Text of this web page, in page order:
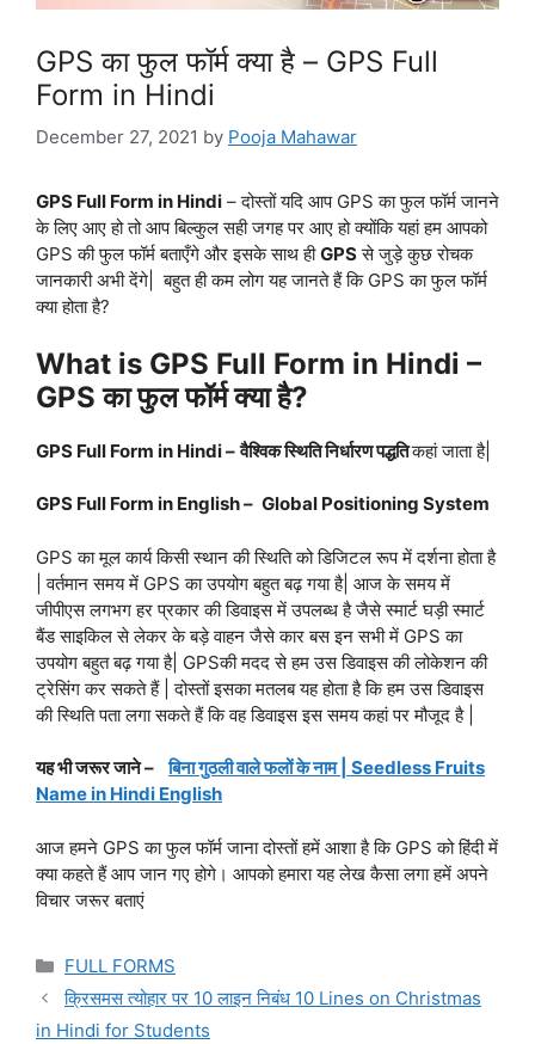
GPS का फुल फॉर्म क्या है – GPS Full
Form in Hindi
December 27, 2021 by Pooja Mahawar
GPS Full Form in Hindi – दोस्तों यदि आप GPS का फुल फॉर्म जानने
के लिए आए हो तो आप बिल्कुल सही जगह पर आए हो क्योंकि यहां हम आपको
GPS की फुल फॉर्म बताएँगे और इसके साथ हीGPSसे जुड़े कुछ रोचक
जानकारी अभी देंगे| बहुत ही कम लोग यह जानते हैं कि GPS का फुल फॉर्म
क्या होता है?
What is GPS Full Form in Hindi –
GPS का फुल फॉर्म क्या है?
GPS Full Form in Hindi – वैश्विक स्थिति निर्धारण पद्धतिकहां जाता है|
GPS Full Form in English – Global Positioning System
GPS का मूल कार्य किसी स्थान की स्थिति को डिजिटल रूप में दर्शना होता है
| वर्तमान समय में GPS का उपयोग बहुत बढ़ गया है| आज के समय में
जीपीएस लगभग हर प्रकार की डिवाइस में उपलब्ध है जैसे स्मार्ट घड़ी स्मार्ट
बैंड साइकिल से लेकर के बड़े वाहन जैसे कार बस इन सभी में GPS का
उपयोग बहुत बढ़ गया है| GPSकी मदद से हम उस डिवाइस की लोकेशन की
ट्रेसिंग कर सकते हैं | दोस्तों इसका मतलब यह होता है कि हम उस डिवाइस
की स्थिति पता लगा सकते हैं कि वह डिवाइस इस समय कहां पर मौजूद है |
यह भी जरूर जाने –
बिना गुठली वाले फलों के नाम | Seedless Fruits
Name in Hindi English
आज हमने GPS का फुल फॉर्म जाना दोस्तों हमें आशा है कि GPS को हिंदी में
क्या कहते हैं आप जान गए होगे। आपको हमारा यह लेख कैसा लगा हमें अपने
विचार जरूर बताएं
Categories
FULL FORMS
क्रिसमस त्योहार पर 10 लाइन निबंध 10 Lines on Christmas
in Hindi for Students